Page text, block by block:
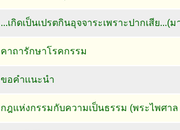
...เกิดเป็นเปรตกินอุจจาระเพราะปากเสีย...(
คาถารักษาโรคกรรม
ขอคำเเนะนำ
กฎแห่งกรรมกับความเป็นธรรม (พระไพศาล